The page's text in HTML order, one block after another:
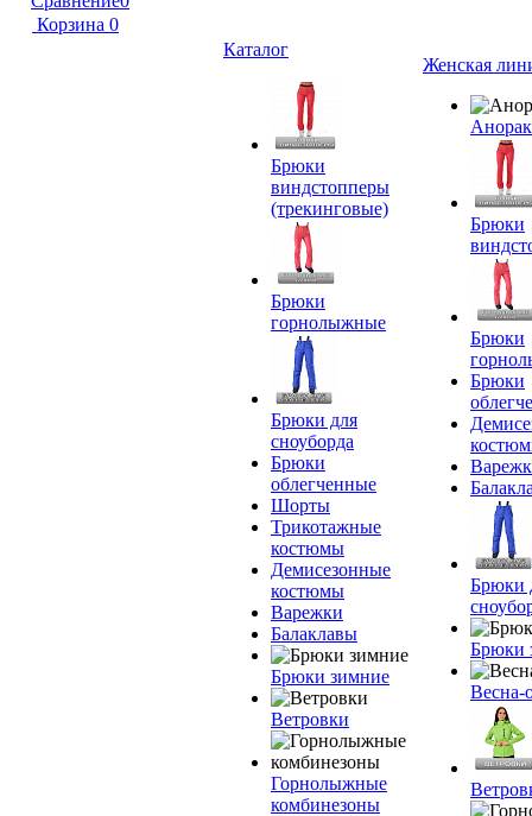
Корзина 0
Каталог
Брюки
виндстопперы
(трекинговые)
Брюки
горнолыжные
Брюки для
сноуборда
Брюки
облегченные
Шорты
Трикотажные
костюмы
Демисезонные
костюмы
Варежки
Балаклавы
Брюки зимние
Ветровки
Горнолыжные
комбинезоны
Женская
Брюки
Брюки
Брюки
Брюки
Брюки
Весна-